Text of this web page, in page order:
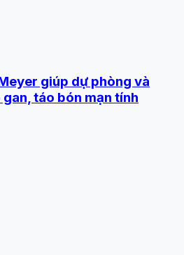
giúp dự phòng và
táo bón mạn tính